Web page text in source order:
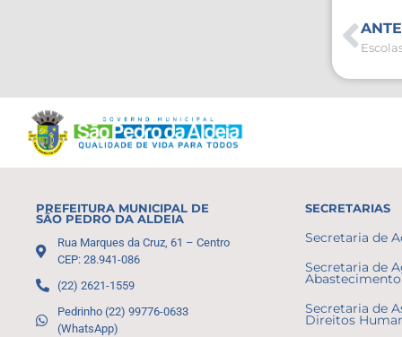
PREFEITURA MUNICIPAL DE
SÃO PEDRO DA ALDEIA
Rua Marques da Cruz, 61 – Centro
CEP: 28.941-086
(22) 2621-1559
Pedrinho (22) 99776-0633
(WhatsApp)
SECRETARIAS
Secretaria de
Secretaria de
Abastecimento
Secretaria de
Direitos